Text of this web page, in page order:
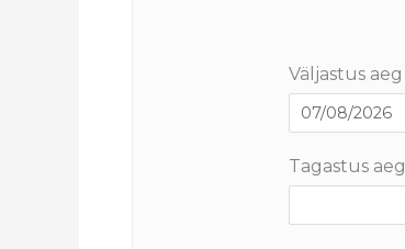
Väljastus aeg
Tagastus aeg